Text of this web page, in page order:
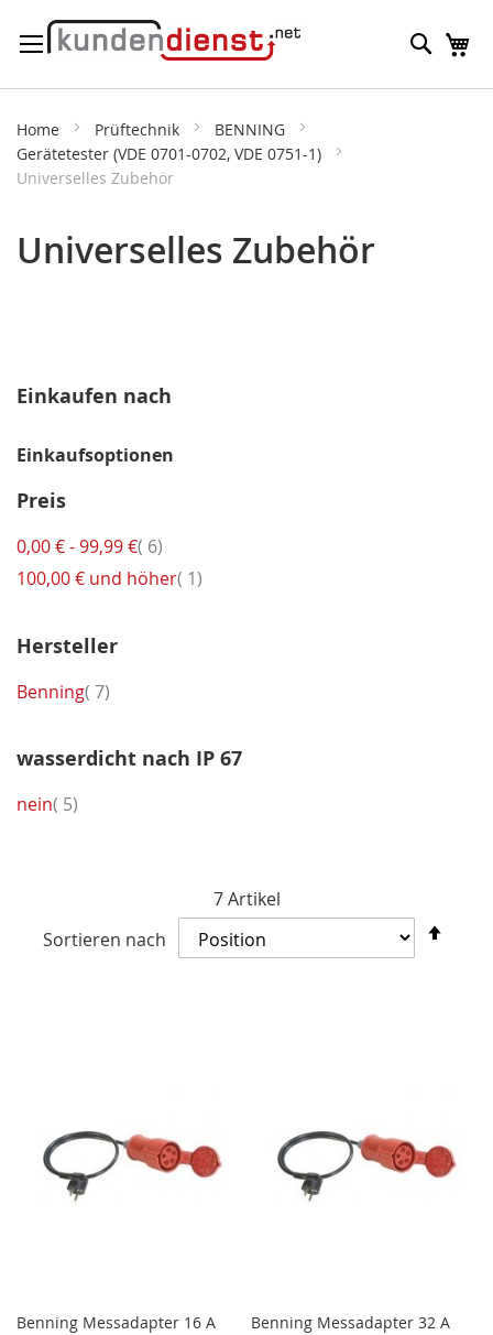
zum
Suche
Home Prüftechnik
BENNING
Gerätetester (VDE 0701-0702, VDE 0751-1)
Universelles Zubehör
Universelles Zubehör
7Artikel
Sortieren nach
Benning Messadapter 16 A
Benning Messadapter 32 A
Einkaufen nach
Einkaufsoptionen
Preis
0,00 €-99,99 € 6Artikel
100,00 € und höher 1Artikel
Hersteller
Benning 7Artikel
wasserdicht nach IP 67
nein 5Artikel